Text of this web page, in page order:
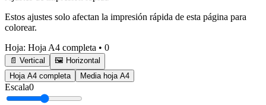
Estos ajustes solo afectan la impresión rápida de esta página para
colorear.
Hoja: Hoja A4 completa • 0
📄 Vertical
🖼️ Horizontal
Hoja A4 completa
Media hoja A4
Escala0